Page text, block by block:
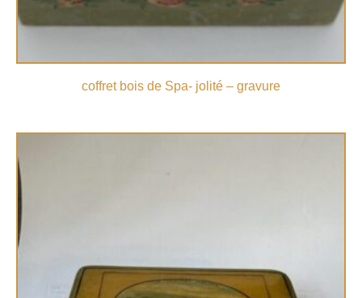
coffret bois de Spa- jolité – gravure